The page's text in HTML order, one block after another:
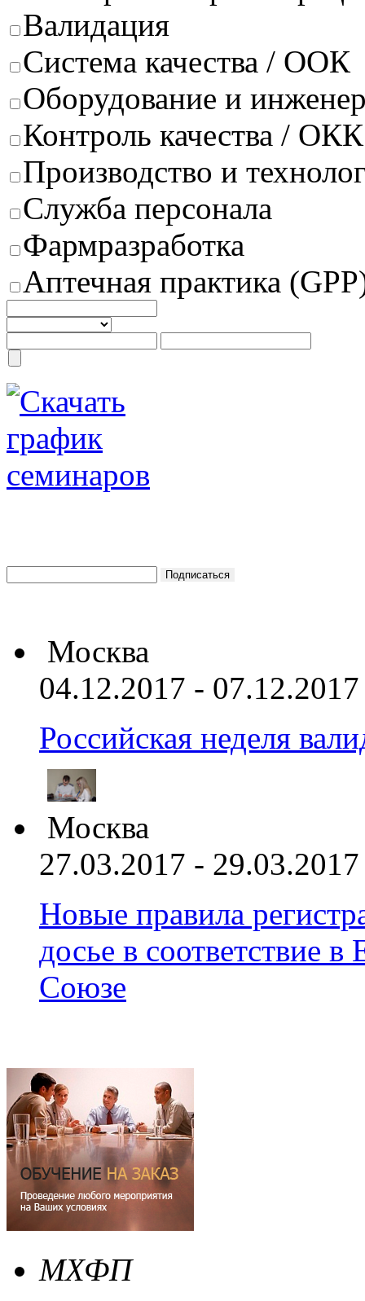
Валидация
Система качества / ООК
Оборудование и
Контроль качества / ОКК
Производство и
Служба персонала
Фармразработка
Аптечная практика
Москва
04.12.2017 - 07.12.2017
Российская неделя
Москва
27.03.2017 - 29.03.2017
Новые правила
досье в соответствие
Союзе
МХФП